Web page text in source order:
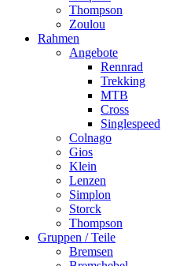
Thompson
Zoulou
Rahmen
Angebote
Rennrad
Trekking
MTB
Cross
Singlespeed
Colnago
Gios
Klein
Lenzen
Simplon
Storck
Thompson
Gruppen / Teile
Bremsen